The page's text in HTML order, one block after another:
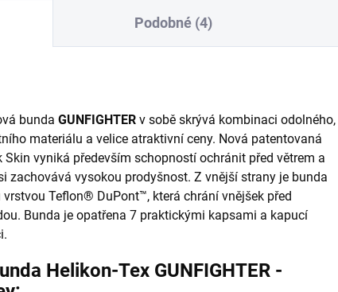
Podobné (4)
bunda GUNFIGHTER v sobě skrývá kombinaci odolného,
materiálu a velice atraktivní ceny. Nová patentovaná
Skin vyniká především schopností ochránit před větrem a
zachovává vysokou prodyšnost. Z vnější strany je bunda
Teflon® DuPont™, která chrání vnějšek před
Bunda je opatřena 7 praktickými kapsami a kapucí
Helikon-Tex GUNFIGHTER -